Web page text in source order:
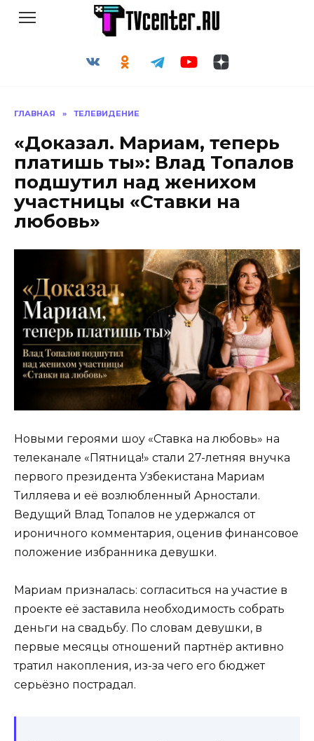
ГЛАВНАЯ » ТЕЛЕВИДЕНИЕ
«Доказал. Мариам, теперь
платишь ты»: Влад Топалов
подшутил над женихом
участницы «Ставки на
любовь»
Новыми героями шоу «Ставка на любовь» на
телеканале «Пятница!» стали 27-летняя внучка
первого президента Узбекистана Мариам
Тилляева и её возлюбленный Арностали.
Ведущий Влад Топалов не удержался от
ироничного комментария, оценив финансовое
положение избранника девушки.
Мариам призналась: согласиться на участие в
проекте её заставила необходимость собрать
деньги на свадьбу. По словам девушки, в
первые месяцы отношений партнёр активно
тратил накопления, из-за чего его бюджет
серьёзно пострадал.